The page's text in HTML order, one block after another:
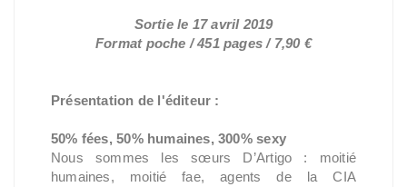
Sortie le 17 avril 2019
Format poche / 451 pages / 7,90 €
Présentation de l'éditeur :
50% fées, 50% humaines, 300% sexy
Nous sommes les sœurs D’Artigo : moitié
humaines, moitié fae, agents de la CIA